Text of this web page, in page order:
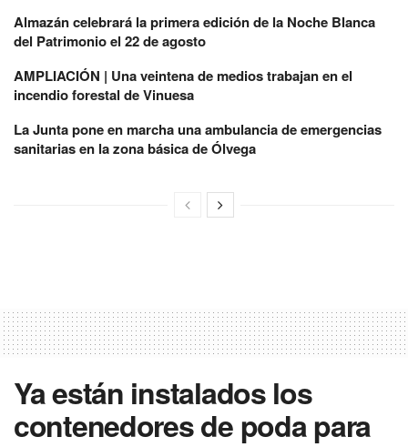
Almazán celebrará la primera edición de la Noche Blanca
del Patrimonio el 22 de agosto
AMPLIACIÓN | Una veintena de medios trabajan en el
incendio forestal de Vinuesa
La Junta pone en marcha una ambulancia de emergencias
sanitarias en la zona básica de Ólvega
Ya están instalados los
contenedores de poda para